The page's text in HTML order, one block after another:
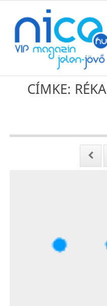
CÍMKE: RÉKA